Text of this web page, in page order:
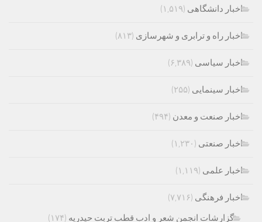
اخبار دانشگاهی (۱,۵۱۹)
اخبار راه و ترابری و شهرسازی (۸۱۳)
اخبار سیاسی (۶,۳۸۹)
اخبار سینمایی (۲۵۵)
اخبار صنعت و معدن (۴۹۴)
اخبار صنعتی (۱,۲۳۰)
اخبار علمی (۱,۱۱۹)
اخبار فرهنگی (۷,۷۱۶)
گزارشات انجمن شعر و ادب قطب تربت حیدریه (۱۷۴)